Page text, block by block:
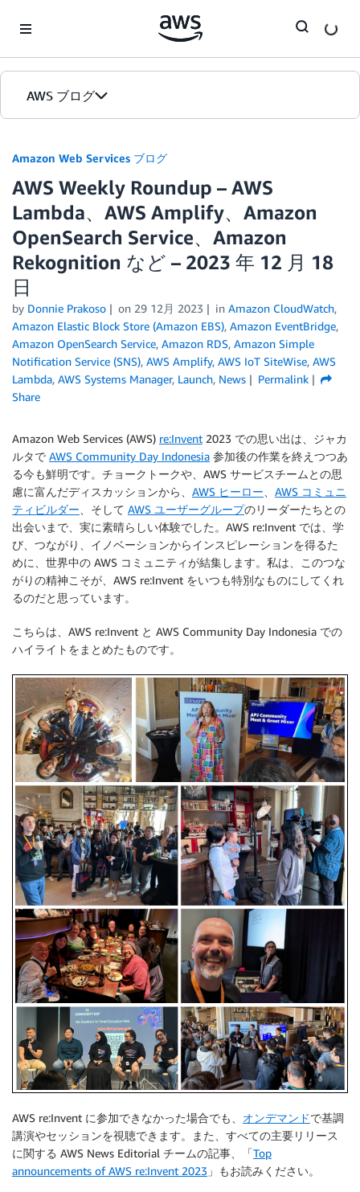
AWS ブログ
カテゴリ
エディション
Amazon Web Services ブログ
AWS Weekly Roundup – AWS
Lambda、AWS Amplify、Amazon
OpenSearch Service、Amazon
Rekognition など – 2023 年 12 月 18
日
by Donnie Prakoso on 29 12月 2023 in Amazon CloudWatch,
Amazon Elastic Block Store (Amazon EBS), Amazon EventBridge,
Amazon OpenSearch Service, Amazon RDS, Amazon Simple
Notification Service (SNS), AWS Amplify, AWS IoT SiteWise, AWS
Lambda, AWS Systems Manager, Launch, News
Permalink
Share
Amazon Web Services (AWS) re:Invent 2023 での思い出は、ジャカ
ルタで AWS Community Day Indonesia 参加後の作業を終えつつあ
る今も鮮明です。チョークトークや、AWS サービスチームとの思
慮に富んだディスカッションから、 AWS ヒーロー
AWS コミュニ
ティビルダー 、そして AWS ユーザーグループのリーダーたちとの
出会いまで、実に素晴らしい体験でした。AWS re:Invent では、学
び、つながり、イノベーションからインスピレーションを得るた
めに、世界中の AWS コミュニティが結集します。私は、このつな
がりの精神こそが、AWS re:Invent をいつも特別なものにしてくれ
るのだと思っています。
こちらは、AWS re:Invent と AWS Community Day Indonesia での
ハイライトをまとめたものです。
AWS re:Invent に参加できなかった場合でも、 オンデマンドで基調
講演やセッションを視聴できます。また、すべての主要リリース
に関する AWS News Editorial チームの記事、「Top
announcements of AWS re:Invent 2023 」もお読みください。